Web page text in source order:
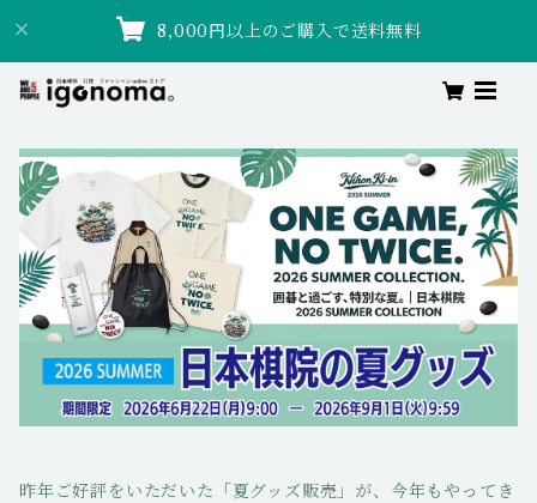
8,000円以上のご購入で送料無料
昨年ご好評をいただいた「夏グッズ販売」が、今年もやってき